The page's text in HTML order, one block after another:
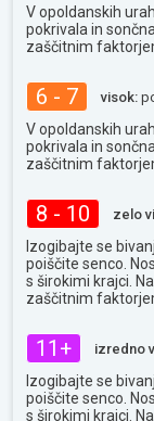
V opoldanskih
pokrivala in
zaščitnim
6 - 7 visok:
V opoldanskih
pokrivala in
zaščitnim
8 - 10 zelo
Izogibajte se
poiščite senco.
s širokimi krajci.
zaščitnim
11+ izredno
Izogibajte se
poiščite senco.
s širokimi krajci.